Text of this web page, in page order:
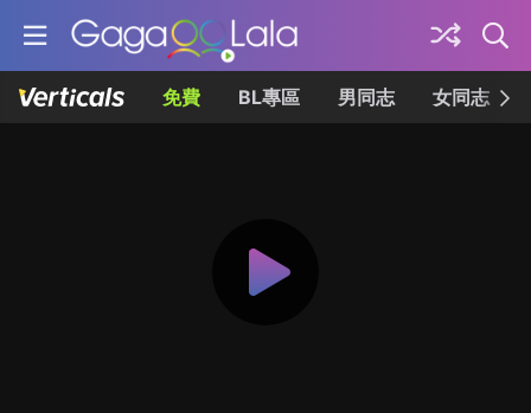
免費 BL專區 男同志 女同志